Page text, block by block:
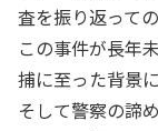
査を振り返って
この事件が長年
捕に至った背景
そして警察の諦